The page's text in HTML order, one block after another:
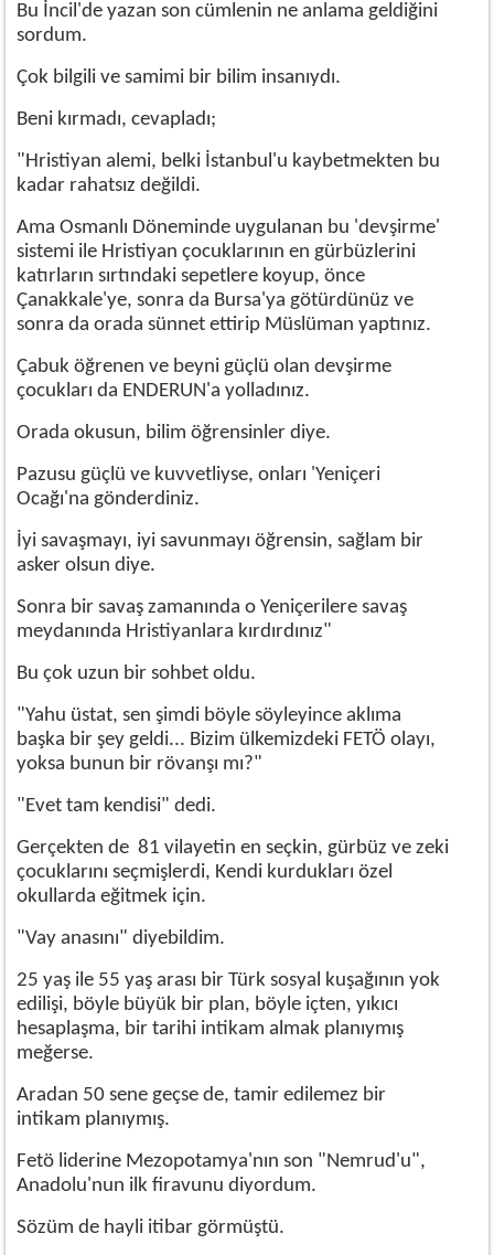
Bu İncil'de yazan son cümlenin ne anlama geldiğini
sordum.
Çok bilgili ve samimi bir bilim insanıydı.
Beni kırmadı, cevapladı;
"Hristiyan alemi, belki İstanbul'u kaybetmekten bu
kadar rahatsız değildi.
Ama Osmanlı Döneminde uygulanan bu 'devşirme'
sistemi ile Hristiyan çocuklarının en gürbüzlerini
katırların sırtındaki sepetlere koyup, önce
Çanakkale'ye, sonra da Bursa'ya götürdünüz ve
sonra da orada sünnet ettirip Müslüman yaptınız.
Çabuk öğrenen ve beyni güçlü olan devşirme
çocukları da ENDERUN'a yolladınız.
Orada okusun, bilim öğrensinler diye.
Pazusu güçlü ve kuvvetliyse, onları 'Yeniçeri
Ocağı'na gönderdiniz.
İyi savaşmayı, iyi savunmayı öğrensin, sağlam bir
asker olsun diye.
Sonra bir savaş zamanında o Yeniçerilere savaş
meydanında Hristiyanlara kırdırdınız"
Bu çok uzun bir sohbet oldu.
"Yahu üstat, sen şimdi böyle söyleyince aklıma
başka bir şey geldi... Bizim ülkemizdeki FETÖ olayı,
yoksa bunun bir rövanşı mı?"
"Evet tam kendisi" dedi.
Gerçekten de 81 vilayetin en seçkin, gürbüz ve zeki
çocuklarını seçmişlerdi, Kendi kurdukları özel
okullarda eğitmek için.
"Vay anasını" diyebildim.
25 yaş ile 55 yaş arası bir Türk sosyal kuşağının yok
edilişi, böyle büyük bir plan, böyle içten, yıkıcı
hesaplaşma, bir tarihi intikam almak planıymış
meğerse.
Aradan 50 sene geçse de, tamir edilemez bir
intikam planıymış.
Fetö liderine Mezopotamya'nın son "Nemrud'u",
Anadolu'nun ilk firavunu diyordum.
Sözüm de hayli itibar görmüştü.